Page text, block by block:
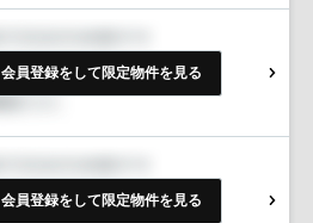
会員登録をして限定物件を見る
会員登録をして限定物件を見る